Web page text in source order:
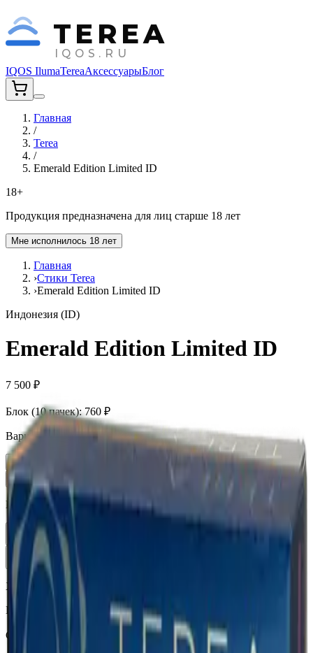
TEREA
IQOS.RU
IQOS IlumaTereaАксессуарыБлог
Главная
/
Terea
/
Emerald Edition Limited ID
18+
Продукция предназначена для лиц старше 18 лет
Мне исполнилось 18 лет
Главная
›Стики Terea
›Emerald Edition Limited ID
Индонезия (ID)
Emerald Edition Limited ID
7 500 ₽
Блок (10 пачек): 760 ₽
Вариант
Пачка
Блок × 10
Количество
1
В корзину —
Характеристики
Бренд
Страна